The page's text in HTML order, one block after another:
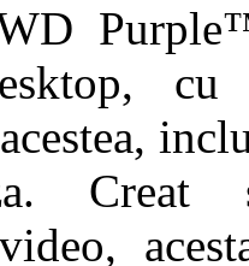
Creat